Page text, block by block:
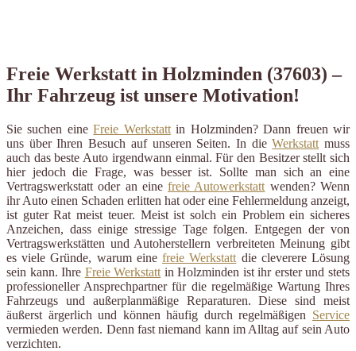
Freie Werkstatt in Holzminden (37603) –
Ihr Fahrzeug ist unsere Motivation!
Sie suchen eineFreie Werkstattin Holzminden? Dann freuen wir
uns über Ihren Besuch auf unseren Seiten. In dieWerkstatt muss
auch das beste Auto irgendwann einmal. Für den Besitzer stellt sich
hier jedoch die Frage, was besser ist. Sollte man sich an eine
Vertragswerkstatt oder an einefreie Autowerkstatt wenden? Wenn
ihr Auto einen Schaden erlitten hat oder eine Fehlermeldung anzeigt,
ist guter Rat meist teuer. Meist ist solch ein Problem ein sicheres
Anzeichen, dass einige stressige Tage folgen. Entgegen der von
Vertragswerkstätten und Autoherstellern verbreiteten Meinung gibt
es viele Gründe, warum einefreie Werkstatt die cleverere Lösung
sein kann. Ihre Freie Werkstatt in Holzminden ist ihr erster und stets
professioneller Ansprechpartner für die regelmäßige Wartung Ihres
Fahrzeugs und außerplanmäßige Reparaturen. Diese sind meist
äußerst ärgerlich und können häufig durch regelmäßigen Service
vermieden werden. Denn fast niemand kann im Alltag auf sein Auto
verzichten.